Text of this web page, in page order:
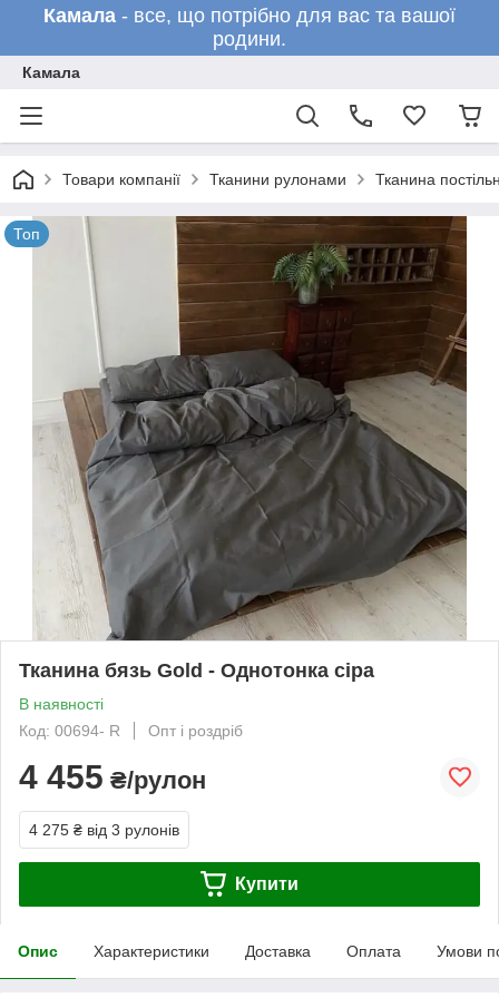
Камала - все, що потрібно для вас та вашої
родини.
Камала
Товари компанії Тканини рулонами Тканина
Топ
Тканина бязь Gold - Однотонка сіра
В наявності
Код: 00694- R
Опт і роздріб
4 455 ₴/рулон
4 275 ₴ від 3 рулонів
Купити
Опис Характеристики Доставка Оплата Умови